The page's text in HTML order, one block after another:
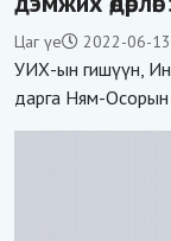
Цаг үе 2022-06-
УИХ-ын гишүүн,
дарга Ням-Осорын